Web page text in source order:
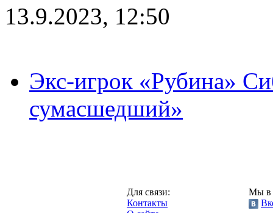
13.9.2023, 12:50
Экс-игрок «Рубина»
сумасшедший»
Для связи:
Контакты
Мы в